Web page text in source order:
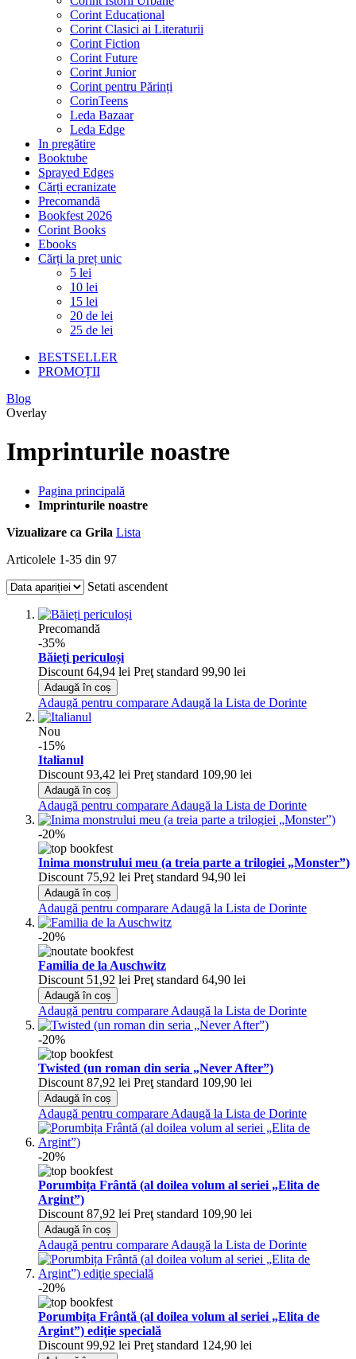
Corint Educațional
Corint Clasici ai Literaturii
Corint Fiction
Corint Future
Corint Junior
Corint pentru Părinți
CorinTeens
Leda Bazaar
Leda Edge
In pregătire
Booktube
Sprayed Edges
Cărți ecranizate
Precomandă
Bookfest 2026
Corint Books
Ebooks
Cărți la preț unic
5 lei
10 lei
15 lei
20 de lei
25 de lei
BESTSELLER
PROMOȚII
Blog
Overlay
Imprinturile noastre
Pagina principală
Imprinturile noastre
Vizualizare ca Grila Lista
Articolele 1-35 din 97
Setati ascendent
Precomandă
-35%
Băieți periculoși
Discount 64,94 lei Preţ standard 99,90 lei
Adaugă în coș
Adaugă pentru comparare Adaugă la Lista de Dorinte
Nou
-15%
Italianul
Discount 93,42 lei Preţ standard 109,90 lei
Adaugă în coș
Adaugă pentru comparare Adaugă la Lista de Dorinte
-20%
Inima monstrului meu (a treia parte a trilogiei „Monster”)
Discount 75,92 lei Preţ standard 94,90 lei
Adaugă în coș
Adaugă pentru comparare Adaugă la Lista de Dorinte
-20%
Familia de la Auschwitz
Discount 51,92 lei Preţ standard 64,90 lei
Adaugă în coș
Adaugă pentru comparare Adaugă la Lista de Dorinte
-20%
Twisted (un roman din seria „Never After”)
Discount 87,92 lei Preţ standard 109,90 lei
Adaugă în coș
Adaugă pentru comparare Adaugă la Lista de Dorinte
-20%
Porumbița Frântă (al doilea volum al seriei „Elita de
Argint”)
Discount 87,92 lei Preţ standard 109,90 lei
Adaugă în coș
Adaugă pentru comparare Adaugă la Lista de Dorinte
-20%
Porumbița Frântă (al doilea volum al seriei „Elita de
Argint”) ediţie specială
Discount 99,92 lei Preţ standard 124,90 lei